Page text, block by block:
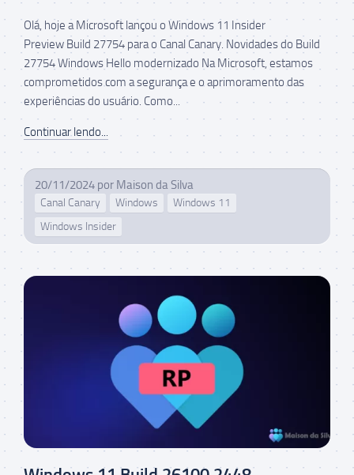
Olá, hoje a Microsoft lançou o Windows 11 Insider
Preview Build 27754 para o Canal Canary. Novidades do Build
27754 Windows Hello modernizado Na Microsoft, estamos
comprometidos com a segurança e o aprimoramento das
experiências do usuário. Como...
Continuar lendo...
20/11/2024 por Maison da Silva
Canal Canary Windows
Windows 11
Windows Insider